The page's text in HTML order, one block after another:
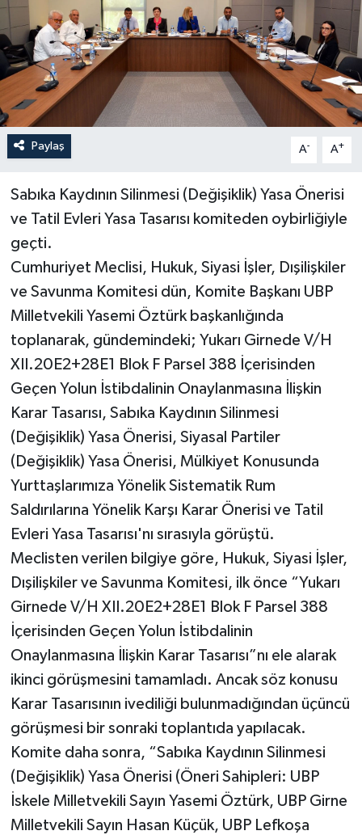
Paylaş A- A+
Sabıka Kaydının Silinmesi (Değişiklik) Yasa Önerisi
ve Tatil Evleri Yasa Tasarısı komiteden oybirliğiyle
geçti.
Cumhuriyet Meclisi, Hukuk, Siyasi İşler, Dışilişkiler
ve Savunma Komitesi dün, Komite Başkanı UBP
Milletvekili Yasemi Öztürk başkanlığında
toplanarak, gündemindeki; Yukarı Girnede V/H
XII.20E2+28E1 Blok F Parsel 388 İçerisinden
Geçen Yolun İstibdalinin Onaylanmasına İlişkin
Karar Tasarısı, Sabıka Kaydının Silinmesi
(Değişiklik) Yasa Önerisi, Siyasal Partiler
(Değişiklik) Yasa Önerisi, Mülkiyet Konusunda
Yurttaşlarımıza Yönelik Sistematik Rum
Saldırılarına Yönelik Karşı Karar Önerisi ve Tatil
Evleri Yasa Tasarısı'nı sırasıyla görüştü.
Meclisten verilen bilgiye göre, Hukuk, Siyasi İşler,
Dışilişkiler ve Savunma Komitesi, ilk önce “Yukarı
Girnede V/H XII.20E2+28E1 Blok F Parsel 388
İçerisinden Geçen Yolun İstibdalinin
Onaylanmasına İlişkin Karar Tasarısı”nı ele alarak
ikinci görüşmesini tamamladı. Ancak söz konusu
Karar Tasarısının ivediliği bulunmadığından üçüncü
görüşmesi bir sonraki toplantıda yapılacak.
Komite daha sonra, “Sabıka Kaydının Silinmesi
(Değişiklik) Yasa Önerisi (Öneri Sahipleri: UBP
İskele Milletvekili Sayın Yasemi Öztürk, UBP Girne
Milletvekili Sayın Hasan Küçük, UBP Lefkoşa